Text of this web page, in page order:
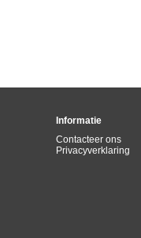
Informatie
Contacteer ons
Privacyverklaring